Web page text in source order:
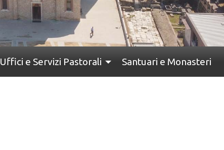
Uffici e Servizi Pastorali Santuari e Monasteri